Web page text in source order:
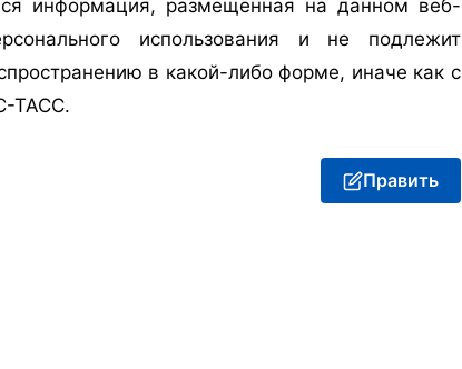
информация, размещённая на данном веб-
использования и не подлежит
в какой-либо форме, иначе как с
ТАСС.
Править